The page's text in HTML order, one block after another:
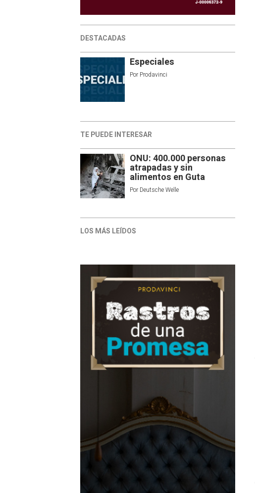
DESTACADAS
Especiales
Por Prodavinci
TE PUEDE INTERESAR
ONU: 400.000 personas
atrapadas y sin
alimentos en Guta
Por Deutsche Welle
LOS MÁS LEÍDOS